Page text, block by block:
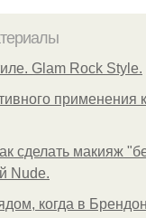
Glam Rock Style.
применения
сделать макияж
Nude.
когда в